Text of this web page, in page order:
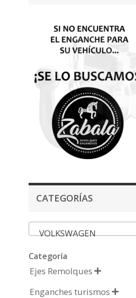
CATEGORÍAS
VOLKSWAGEN
Categoría
Ejes Remolques 
Enganches turismos 